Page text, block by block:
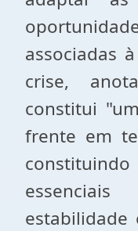
associadas
crise,
constitui
frente em